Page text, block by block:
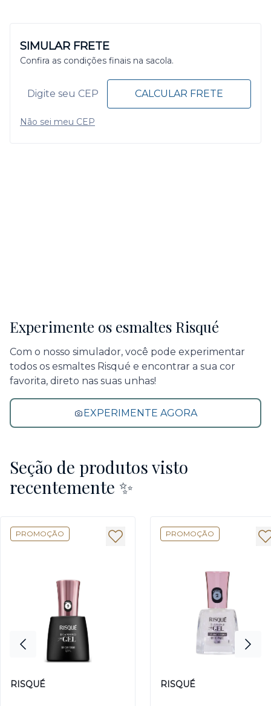
SIMULAR FRETE
Confira as condições finais na sacola.
CALCULAR FRETE
Não sei meu CEP
Experimente os esmaltes Risqué
Com o nosso simulador, você pode experimentar
todos os esmaltes Risqué e encontrar a sua cor
favorita, direto nas suas unhas!
EXPERIMENTE AGORA
Seção de produtos visto
recentemente ✨
PROMOÇÃO
RISQUÉ
PROMOÇÃO
RISQUÉ